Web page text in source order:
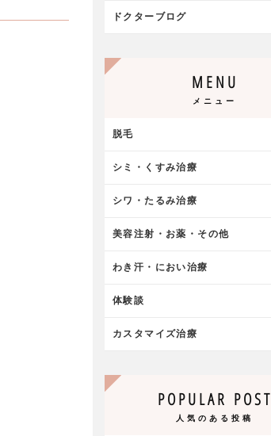
ドクターブログ
MENU
メニュー
脱毛
シミ・くすみ治療
シワ・たるみ治療
美容注射・お薬・その他
わき汗・におい治療
体験談
カスタマイズ治療
POPULAR POST
人気のある投稿